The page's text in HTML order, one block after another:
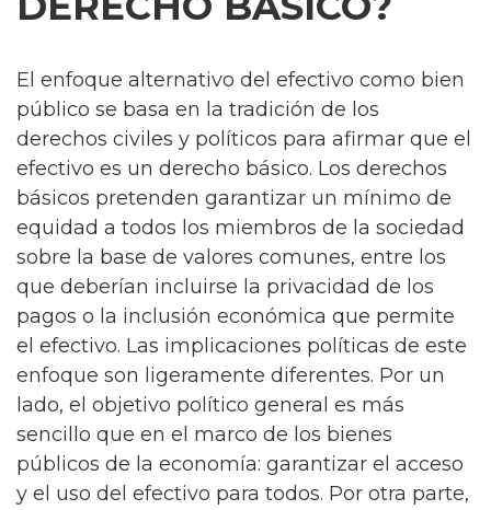
El enfoque alternativo del efectivo como bien
público se basa en la tradición de los
derechos civiles y políticos para afirmar que el
efectivo es un derecho básico. Los derechos
básicos pretenden garantizar un mínimo de
equidad a todos los miembros de la sociedad
sobre la base de valores comunes, entre los
que deberían incluirse la privacidad de los
pagos o la inclusión económica que permite
el efectivo. Las implicaciones políticas de este
enfoque son ligeramente diferentes. Por un
lado, el objetivo político general es más
sencillo que en el marco de los bienes
públicos de la economía: garantizar el acceso
y el uso del efectivo para todos. Por otra parte,